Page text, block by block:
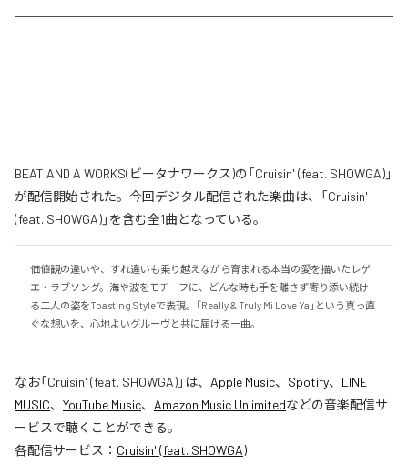
BEAT AND A WORKS(ビータナワークス)の「Cruisin' (feat. SHOWGA)」
が配信開始された。今回デジタル配信された楽曲は、「Cruisin'
(feat. SHOWGA)」を含む全1曲となっている。
価値観の違いや、すれ違いも乗り越えながら育まれる本当の愛を描いたレゲ
エ・ラブソング。海や波をモチーフに、どんな時も手を離さず寄り添い続け
る二人の姿をToasting Styleで表現。「Really & Truly Mi Love Ya」という真っ直
ぐな想いを、心地よいグルーヴと共に届ける一曲。
なお「Cruisin' (feat. SHOWGA)」は、 Apple Music、 Spotify、 LINE
MUSIC、 YouTube Music、 Amazon Music Unlimitedなどの音楽配信サ
ービスで聴くことができる。
各配信サービス： Cruisin' (feat. SHOWGA)